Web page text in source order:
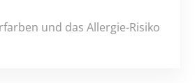
und das Allergie-Risiko